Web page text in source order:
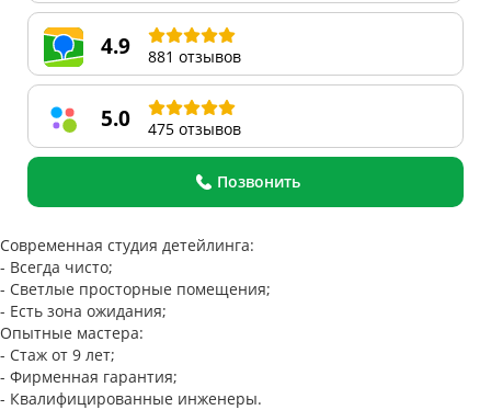
4.9 881 отзывов
5.0 475 отзывов
Позвонить
Современная студия детейлинга:
- Всегда чисто;
- Светлые просторные помещения;
- Есть зона ожидания;
Опытные мастера:
- Стаж от 9 лет;
- Фирменная гарантия;
- Квалифицированные инженеры.